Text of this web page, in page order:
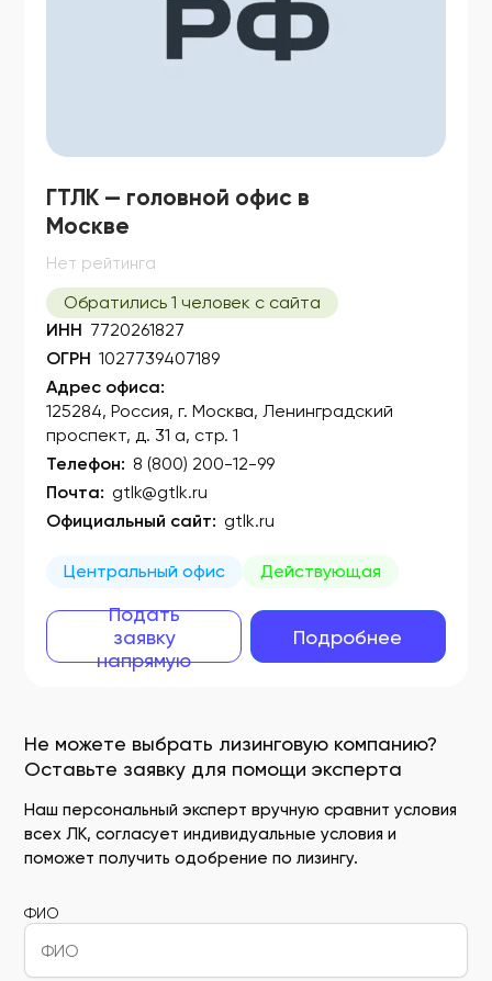
Не можете выбрать лизинговую компанию?
Оставьте заявку для помощи эксперта
Наш персональный эксперт вручную сравнит условия
всех ЛК, согласует индивидуальные условия и
поможет получить одобрение по лизингу.
ФИО
ГТЛК — головной офис в
Москве
Нет рейтинга
Обратились 1 человек с сайта
ИНН 7720261827
ОГРН 1027739407189
Адрес офиса:
125284, Россия, г. Москва, Ленинградский
проспект, д. 31 а, стр. 1
Телефон: 8 (800) 200-12-99
Почта: gtlk@gtlk.ru
Официальный сайт: gtlk.ru
Центральный офис Действующая
Подать
заявку
напрямую
Подробнее